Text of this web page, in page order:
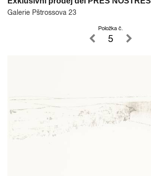
Galerie Pštrossova 23
Položka č.
5